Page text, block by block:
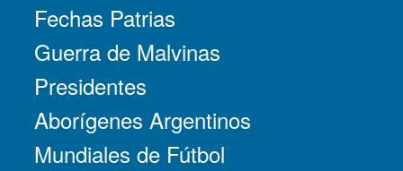
Fechas Patrias
Guerra de Malvinas
Presidentes
Aborígenes Argentinos
Mundiales de Fútbol